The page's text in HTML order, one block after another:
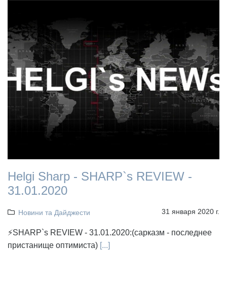
Helgi Sharp - SHARP`s REVIEW -
31.01.2020
Новини та Дайджести 31 января 2020 г.
⚡SHARP`s REVIEW - 31.01.2020:(сарказм - последнее
пристанище оптимиста) [...]